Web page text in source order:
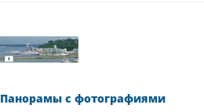
Панорамы с фотографиями